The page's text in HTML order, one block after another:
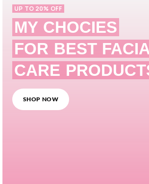
UP TO 20% OFF
MY CHOCIES
FOR BEST
CARE
SHOP NOW